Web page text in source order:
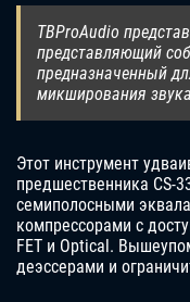
TBProAudio
представляющий
предназначенный
микширования
Этот инструмент
предшественника CS-
семиполосными
компрессорами с
FET и Optical.
деэссерами и